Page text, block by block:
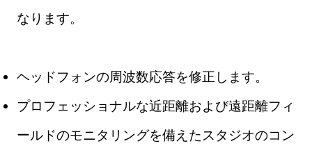
なります。
ヘッドフォンの周波数応答を修正します。
プロフェッショナルな近距離および遠距離フィ
ールドのモニタリングを備えたスタジオのコン